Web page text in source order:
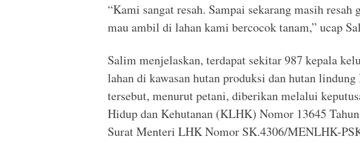
“Kami sangat resah. Sampai sekarang masih
mau ambil di lahan kami bercocok tanam,” ucap
Salim menjelaskan, terdapat sekitar 987 kepala
lahan di kawasan hutan produksi dan hutan
tersebut, menurut petani, diberikan melalui
Hidup dan Kehutanan (KLHK) Nomor 13645
Surat Menteri LHK Nomor SK.4306/MENLHK-